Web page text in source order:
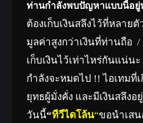
ท่านกำลังพบปัญหาแบบนี้อยู่
ต้องเก็บเงินสลึงไว้ที่หลาย
มูลค่าสูงกว่าเงินที่ท่านถือ
เก็บเงินไว้เท่าไหร่กันแน่
กำลังจะหมดไป !! ไอเทมที่
ยุทธผู้มั่งคั่ง และมีเงินสลึงอ
วันนี้“ทีวีไดโล้น“ขอนำเสน